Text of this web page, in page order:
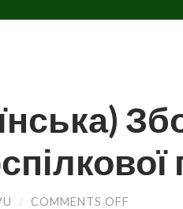
/ COMMENTS OFF